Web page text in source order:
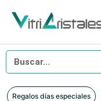
Regalos días especiales